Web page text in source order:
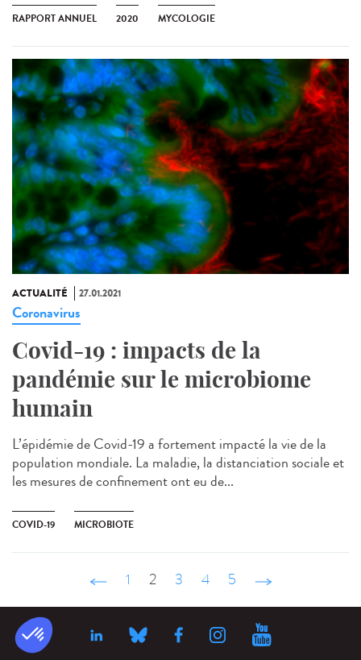
RAPPORT ANNUEL 2020 MYCOLOGIE
ACTUALITÉ 27.01.2021
Coronavirus
Covid-19 : impacts de la
pandémie sur le microbiome
humain
L’épidémie de Covid-19 a fortement impacté la vie de la
population mondiale. La maladie, la distanciation sociale et
les mesures de confinement ont eu de...
COVID-19 MICROBIOTE
‹ précédent
1 2 3 4 5 suivant ›